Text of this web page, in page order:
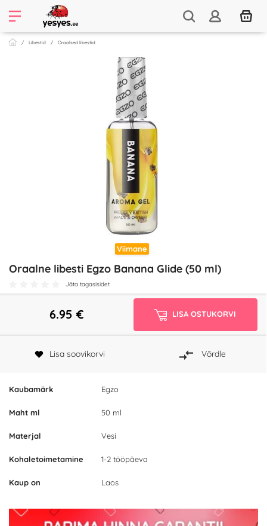
Libestid Oraalsed libestid
Viimane
Oraalne libesti Egzo Banana Glide (50 ml)
Jäta tagasisidet
Kaubamärk Egzo
Maht ml 50 ml
Materjal Vesi
Kohaletoimetamine 1-2 tööpäeva
Kaup on Laos
6.95 € LISA OSTUKORVI
Lisa soovikorvi Võrdle